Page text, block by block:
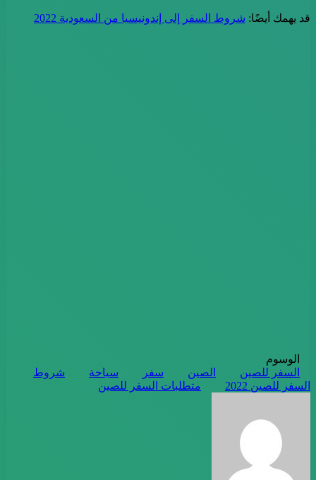
قد يهمك أيضًا: شروط السفر إلى إندونيسيا من السعودية 2022
الوسوم
السفر للصين
الصين سفر سياحة
شروط
السفر للصين 2022
متطلبات السفر للصين